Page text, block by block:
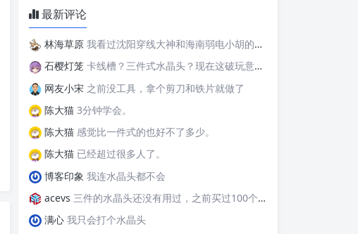
最新评论
林海草原 我看过沈阳穿线大神和海南弱电小胡的视频，他们做这些的熟练程度，是不是也是建立在这些翻车之上的....
石樱灯笼 卡线槽？三件式水晶头？现在这破玩意变得这么复杂了？
网友小宋 之前没工具，拿个剪刀和铁片就做了
陈大猫 3分钟学会。
陈大猫 感觉比一件式的也好不了多少。
陈大猫 已经超过很多人了。
博客印象 我连水晶头都不会
acevs 三件的水晶头还没有用过，之前买过100个水晶头还没有 用完。
满心 我只会打个水晶头